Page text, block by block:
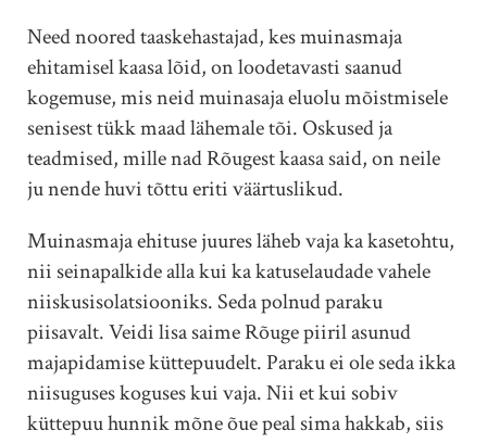
Need noored taaskehastajad, kes muinasmaja
ehitamisel kaasa lõid, on loodetavasti saanud
kogemuse, mis neid muinasaja eluolu mõistmisele
senisest tükk maad lähemale tõi. Oskused ja
teadmised, mille nad Rõugest kaasa said, on neile
ju nende huvi tõttu eriti väärtuslikud.
Muinasmaja ehituse juures läheb vaja ka kasetohtu,
nii seinapalkide alla kui ka katuselaudade vahele
niiskusisolatsiooniks. Seda polnud paraku
piisavalt. Veidi lisa saime Rõuge piiril asunud
majapidamise küttepuudelt. Paraku ei ole seda ikka
niisuguses koguses kui vaja. Nii et kui sobiv
küttepuu hunnik mõne õue peal sima hakkab, siis